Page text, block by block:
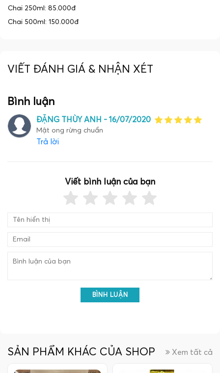
Chai 250ml: 85.000đ
Chai 500ml: 150.000đ
VIẾT ĐÁNH GIÁ & NHẬN XÉT
Bình luận
ĐẶNG THÙY ANH - 16/07/2020
Mật ong rừng chuẩn
Trả lời
Viết bình luận của bạn
BÌNH LUẬN
SẢN PHẨM KHÁC CỦA SHOP Xem tất cả